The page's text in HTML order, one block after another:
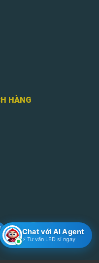
HÀNG
Chat với AI Agent
⚡ Tư vấn LED sỉ ngay